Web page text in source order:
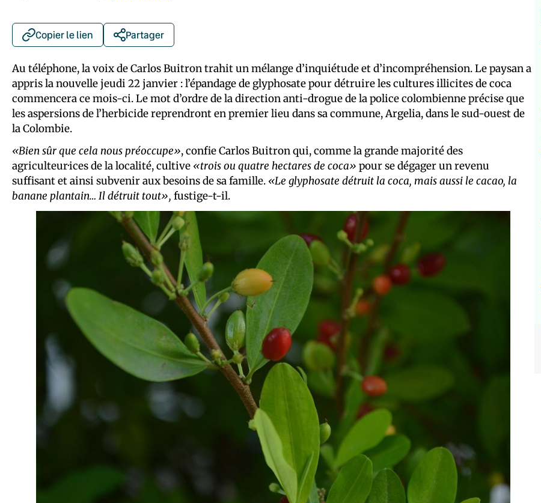
Copier le lien Partager
Au téléphone, la voix de Carlos Buitron trahit un mélange d’inquiétude et d’incompréhension. Le paysan a
appris la nouvelle jeudi 22 janvier : l’épandage de glyphosate pour détruire les cultures illicites de coca
commencera ce mois-ci. Le mot d’ordre de la direction anti-drogue de la police colombienne précise que
les aspersions de l’herbicide reprendront en premier lieu dans sa commune, Argelia, dans le sud-ouest de
la Colombie.
«Bien sûr que cela nous préoccupe», confie Carlos Buitron qui, comme la grande majorité des
agriculteur·ices de la localité, cultive «trois ou quatre hectares de coca» pour se dégager un revenu
suffisant et ainsi subvenir aux besoins de sa famille. «Le glyphosate détruit la coca, mais aussi le cacao, la
banane plantain… Il détruit tout», fustige-t-il.